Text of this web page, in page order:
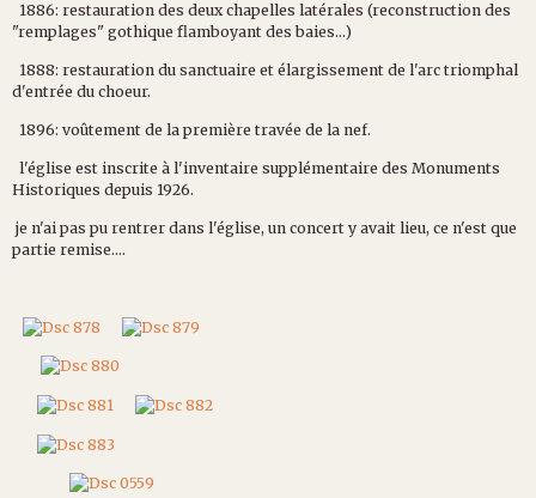
1886: restauration des deux chapelles latérales (reconstruction des
"remplages" gothique flamboyant des baies...)
1888: restauration du sanctuaire et élargissement de l'arc triomphal
d'entrée du choeur.
1896: voûtement de la première travée de la nef.
l'église est inscrite à l'inventaire supplémentaire des Monuments
Historiques depuis 1926.
je n'ai pas pu rentrer dans l'église, un concert y avait lieu, ce n'est que
partie remise....